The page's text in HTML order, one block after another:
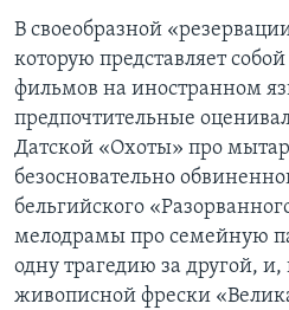
В своеобразной
которую представляет
фильмов на иностранном
предпочтительные
Датской «Охоты» про
безосновательно
бельгийского
мелодрамы про семейную
одну трагедию за другой,
живописной фрески